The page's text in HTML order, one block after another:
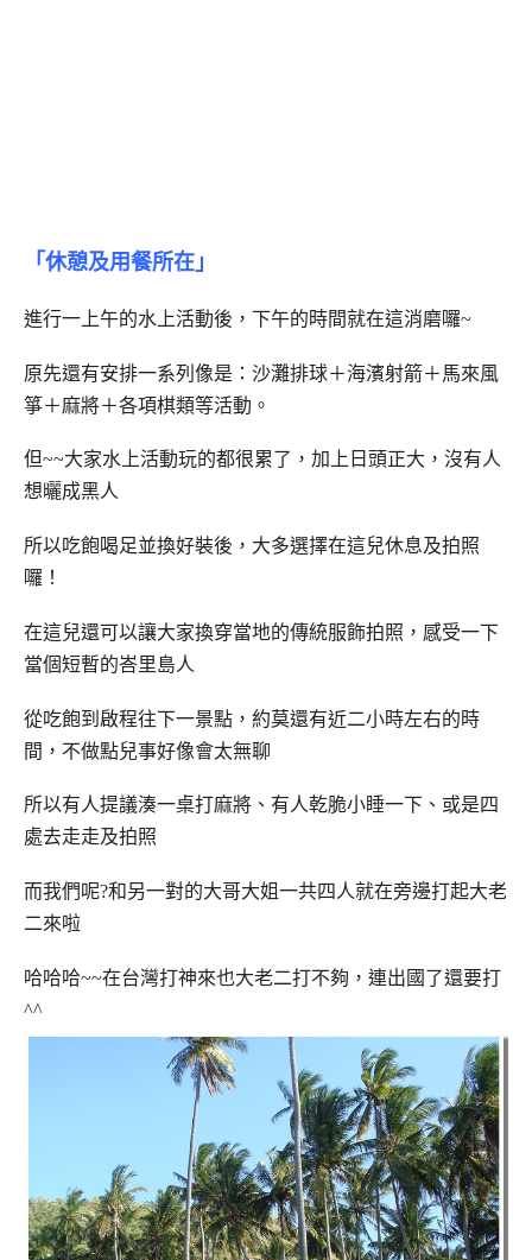
「休憩及用餐所在」
進行一上午的水上活動後，下午的時間就在這消磨囉~
原先還有安排一系列像是：沙灘排球＋海濱射箭＋馬來風
箏＋麻將＋各項棋類等活動。
但~~大家水上活動玩的都很累了，加上日頭正大，沒有人
想曬成黑人
所以吃飽喝足並換好裝後，大多選擇在這兒休息及拍照
囉！
在這兒還可以讓大家換穿當地的傳統服飾拍照，感受一下
當個短暫的峇里島人
從吃飽到啟程往下一景點，約莫還有近二小時左右的時
間，不做點兒事好像會太無聊
所以有人提議湊一桌打麻將、有人乾脆小睡一下、或是四
處去走走及拍照
而我們呢?和另一對的大哥大姐一共四人就在旁邊打起大老
二來啦
哈哈哈~~在台灣打神來也大老二打不夠，連出國了還要打
^^